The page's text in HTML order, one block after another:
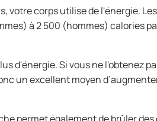
votre corps utilise de l'énergie.
à 2 500 (hommes) calories
d'énergie. Si vous ne l'obtenez
un excellent moyen